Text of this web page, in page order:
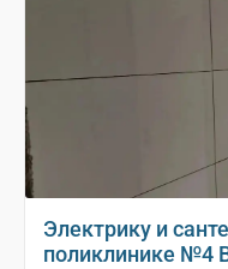
Электрику и
поликлинике №4